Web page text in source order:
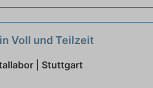
Voll und Teilzeit
| Stuttgart